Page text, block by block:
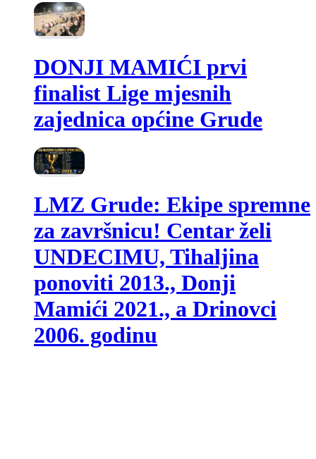
DONJI MAMIĆI prvi
finalist Lige mjesnih
zajednica općine Grude
LMZ Grude: Ekipe spremne
za završnicu! Centar želi
UNDECIMU, Tihaljina
ponoviti 2013., Donji
Mamići 2021., a Drinovci
2006. godinu